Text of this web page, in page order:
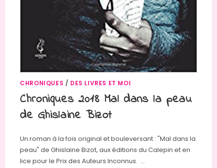
CHRONIQUES / DES LIVRES ET MOI
Chroniques 2018 Mal dans la peau
de Ghislaine Bizot
Un roman à la fois original et bouleversant : "Mal dans la
peau" de Ghislaine Bizot, aux éditions du Calepin et en
lice pour le Prix des Auteurs Inconnus. …